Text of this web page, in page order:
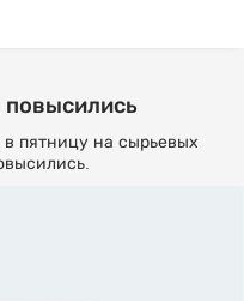
пятницу на сырьевых